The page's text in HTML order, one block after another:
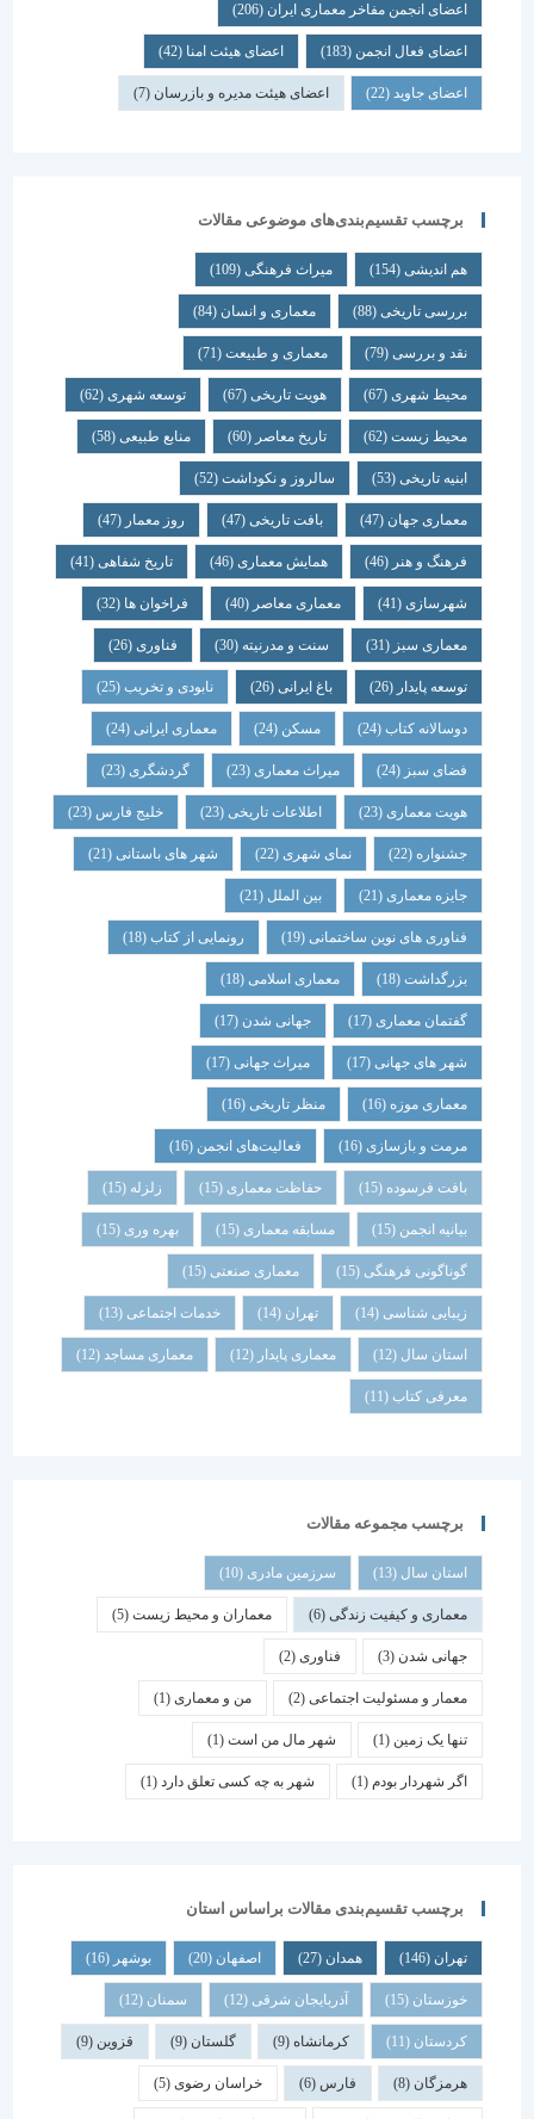
اعضای انجمن مفاخر معماری ایران (206)
اعضای فعال انجمن(183) اعضای هیئت امنا(42)
اعضای جاوید(22) اعضای هیئت مدیره و بازرسان(7)
برچسب تقسیم‌بندی‌های موضوعی مقالات
هم اندیشی (154) میراث فرهنگی (109)
بررسی تاریخی (88) معماری و انسان (84)
نقد و بررسی (79) معماری و طبیعت (71)
محیط شهری(67) هویت تاریخی(67) توسعه شهری(62)
محیط زیست(62) تاریخ معاصر(60) منابع طبیعی(58)
ابنیه تاریخی(53) سالروز و نکوداشت(52)
معماری جهان (47) بافت تاریخی(47) روز معمار(47)
فرهنگ و هنر(46) همایش معماری (46) تاریخ شفاهی (41)
شهرسازی(41) معماری معاصر(40) فراخوان ها (32)
معماری سبز(31) سنت و مدرنیته(30) فناوری (26)
توسعه پایدار(26) باغ ایرانی(26) نابودی و تخریب(25)
دوسالانه کتاب(24) مسکن (24) معماری ایرانی(24)
فضای سبز(24) میراث معماری (23) گردشگری (23)
هویت معماری (23) اطلاعات تاریخی(23) خلیج فارس(23)
جشنواره(22) نمای شهری(22) شهر های باستانی (21)
جایزه معماری (21) بین الملل(21)
فناوری های نوین ساختمانی(19) رونمایی از کتاب (18)
بزرگداشت (18) معماری اسلامی(18)
گفتمان معماری (17) جهانی شدن(17)
شهر های جهانی(17) میراث جهانی(17)
معماری موزه(16) منظر تاریخی (16)
مرمت و بازسازی(16) فعالیت‌های انجمن(16)
بافت فرسوده (15) حفاظت معماری (15) زلزله
بیانیه انجمن(15) مسابقه معماری (15) بهره وری(15)
گوناگونی فرهنگی (15) معماری صنعتی(15)
زیبایی شناسی (14) تهران خدمات اجتماعی (13)
استان سال(12) معماری پایدار (12) معماری مساجد(12)
معرفی کتاب(11)
برچسب مجموعه مقالات
استان سال(13) سرزمین مادری(10)
معماری و کیفیت زندگی(6) معماران و محیط زیست(5)
جهانی شدن(3) فناوری (2)
معمار و مسئولیت اجتماعی (2) من و معماری (1)
تنها یک زمین(1) شهر مال من است(1)
اگر شهردار بودم (1) شهر به چه کسی تعلق دارد(1)
برچسب تقسیم‌بندی مقالات براساس استان
همدان اصفهان (20) بوشهر
خوزستان(15) آذربایجان شرقی(12) سمنان (12)
کردستان(11) کرمانشاه(9) گلستان (9) قزوین
هرمزگان(8) فارس خراسان رضوی(5)